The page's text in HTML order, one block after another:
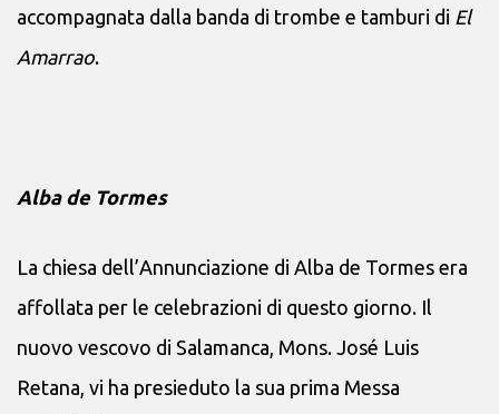
accompagnata dalla banda di trombe e tamburi di El
Amarrao.
Alba de Tormes
La chiesa dell’Annunciazione di Alba de Tormes era
affollata per le celebrazioni di questo giorno. Il
nuovo vescovo di Salamanca, Mons. José Luis
Retana, vi ha presieduto la sua prima Messa